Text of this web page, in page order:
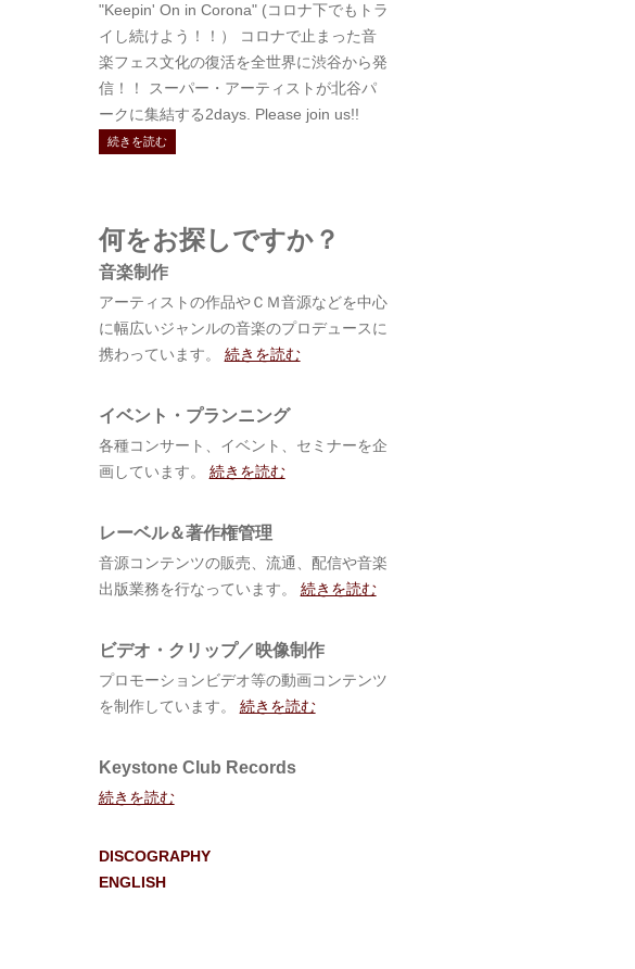
"Keepin' On in Corona" (コロナ下でもトラ
イし続けよう！！） コロナで止まった音
楽フェス文化の復活を全世界に渋谷から発
信！！ スーパー・アーティストが北谷パ
ークに集結する2days. Please join us!!
続きを読む
何をお探しですか？
音楽制作
アーティストの作品やＣＭ音源などを中心
に幅広いジャンルの音楽のプロデュースに
携わっています。 続きを読む
イベント・プランニング
各種コンサート、イベント、セミナーを企
画しています。 続きを読む
レーベル＆著作権管理
音源コンテンツの販売、流通、配信や音楽
出版業務を行なっています。 続きを読む
ビデオ・クリップ／映像制作
プロモーションビデオ等の動画コンテンツ
を制作しています。 続きを読む
Keystone Club Records
続きを読む
DISCOGRAPHY
ENGLISH